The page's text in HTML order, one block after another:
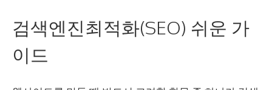
검색엔진최적화(SEO) 쉬운 가
이드